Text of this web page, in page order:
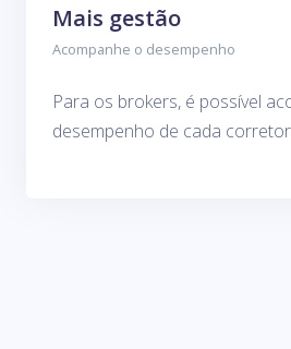
Mais gestão
Acompanhe o desempenho
Para os brokers, é possível
desempenho de cada